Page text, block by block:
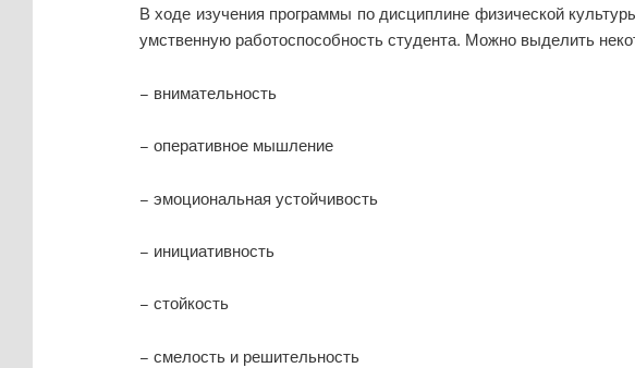
В ходе изучения программы по дисциплине физической
умственную работоспособность студента. Можно выделить
− внимательность
− оперативное мышление
− эмоциональная устойчивость
− инициативность
− стойкость
− смелость и решительность